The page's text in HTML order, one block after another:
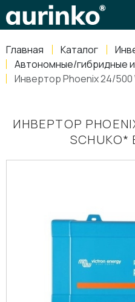
Главная Каталог
Автономные/гибридные
Инвертор Phoenix 24/500
ИНВЕРТОР
Россия, Свердловская
8-800-770-79-40